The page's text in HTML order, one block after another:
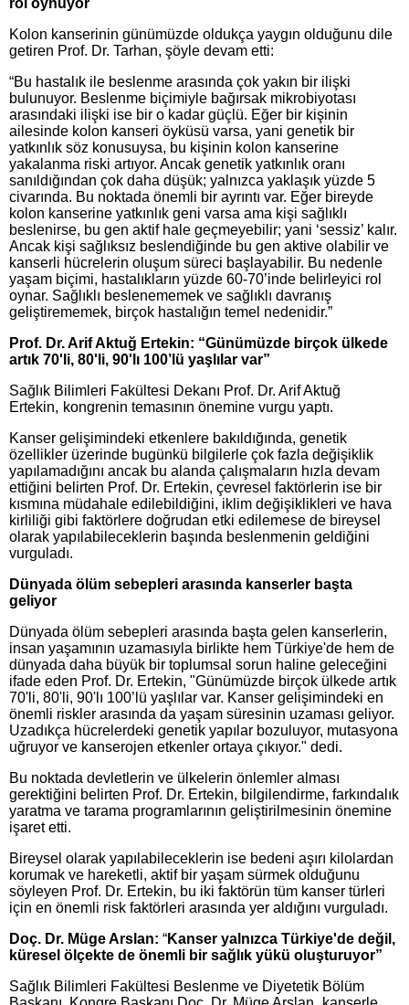
rol oynuyor
Kolon kanserinin günümüzde oldukça yaygın olduğunu dile
getiren Prof. Dr. Tarhan, şöyle devam etti:
“Bu hastalık ile beslenme arasında çok yakın bir ilişki
bulunuyor. Beslenme biçimiyle bağırsak mikrobiyotası
arasındaki ilişki ise bir o kadar güçlü. Eğer bir kişinin
ailesinde kolon kanseri öyküsü varsa, yani genetik bir
yatkınlık söz konusuysa, bu kişinin kolon kanserine
yakalanma riski artıyor. Ancak genetik yatkınlık oranı
sanıldığından çok daha düşük; yalnızca yaklaşık yüzde 5
civarında. Bu noktada önemli bir ayrıntı var. Eğer bireyde
kolon kanserine yatkınlık geni varsa ama kişi sağlıklı
beslenirse, bu gen aktif hale geçmeyebilir; yani ‘sessiz’ kalır.
Ancak kişi sağlıksız beslendiğinde bu gen aktive olabilir ve
kanserli hücrelerin oluşum süreci başlayabilir. Bu nedenle
yaşam biçimi, hastalıkların yüzde 60-70’inde belirleyici rol
oynar. Sağlıklı beslenememek ve sağlıklı davranış
geliştirememek, birçok hastalığın temel nedenidir.”
Prof. Dr. Arif Aktuğ Ertekin: “Günümüzde birçok ülkede
artık 70'li, 80'li, 90'lı 100’lü yaşlılar var”
Sağlık Bilimleri Fakültesi Dekanı Prof. Dr. Arif Aktuğ
Ertekin, kongrenin temasının önemine vurgu yaptı.
Kanser gelişimindeki etkenlere bakıldığında, genetik
özellikler üzerinde bugünkü bilgilerle çok fazla değişiklik
yapılamadığını ancak bu alanda çalışmaların hızla devam
ettiğini belirten Prof. Dr. Ertekin, çevresel faktörlerin ise bir
kısmına müdahale edilebildiğini, iklim değişiklikleri ve hava
kirliliği gibi faktörlere doğrudan etki edilemese de bireysel
olarak yapılabileceklerin başında beslenmenin geldiğini
vurguladı.
Dünyada ölüm sebepleri arasında kanserler başta
geliyor
Dünyada ölüm sebepleri arasında başta gelen kanserlerin,
insan yaşamının uzamasıyla birlikte hem Türkiye'de hem de
dünyada daha büyük bir toplumsal sorun haline geleceğini
ifade eden Prof. Dr. Ertekin, "Günümüzde birçok ülkede artık
70'li, 80'li, 90'lı 100’lü yaşlılar var. Kanser gelişimindeki en
önemli riskler arasında da yaşam süresinin uzaması geliyor.
Uzadıkça hücrelerdeki genetik yapılar bozuluyor, mutasyona
uğruyor ve kanserojen etkenler ortaya çıkıyor." dedi.
Bu noktada devletlerin ve ülkelerin önlemler alması
gerektiğini belirten Prof. Dr. Ertekin, bilgilendirme, farkındalık
yaratma ve tarama programlarının geliştirilmesinin önemine
işaret etti.
Bireysel olarak yapılabileceklerin ise bedeni aşırı kilolardan
korumak ve hareketli, aktif bir yaşam sürmek olduğunu
söyleyen Prof. Dr. Ertekin, bu iki faktörün tüm kanser türleri
için en önemli risk faktörleri arasında yer aldığını vurguladı.
Doç. Dr. Müge Arslan: “Kanser yalnızca Türkiye'de değil,
küresel ölçekte de önemli bir sağlık yükü oluşturuyor”
Sağlık Bilimleri Fakültesi Beslenme ve Diyetetik Bölüm